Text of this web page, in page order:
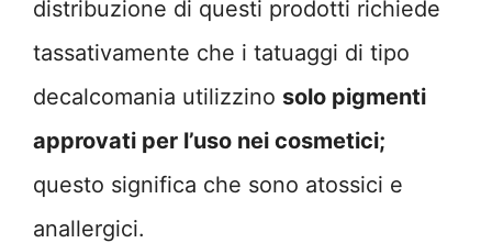
distribuzione di questi prodotti richiede
tassativamente che i tatuaggi di tipo
decalcomania utilizzino solo pigmenti
approvati per l’uso nei cosmetici;
questo significa che sono atossici e
anallergici.